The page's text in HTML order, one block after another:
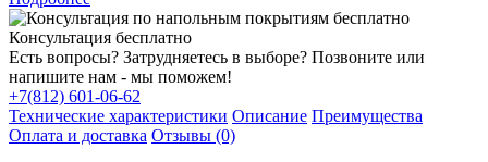
Консультация бесплатно
Есть вопросы? Затрудняетесь в выборе? Позвоните или
напишите нам - мы поможем!
+7(812) 601-06-62
Технические характеристики Описание Преимущества
Оплата и доставка Отзывы (0)